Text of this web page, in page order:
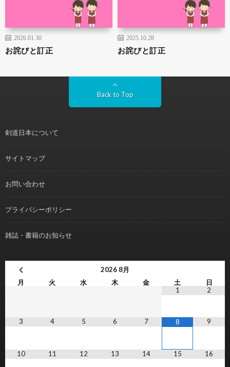
2026.01.30
お詫びと訂正
2025.10.28
お詫びと訂正
Back to Top
剣道日本について
サイトマップ
お問い合わせ
プライバシーポリシー
雑誌・書籍のお知らせ
2026 8月
月
火 水 木 金 土
日
1
2
3 4 5 6 7 8 9
10 11 12 13 14 15 16